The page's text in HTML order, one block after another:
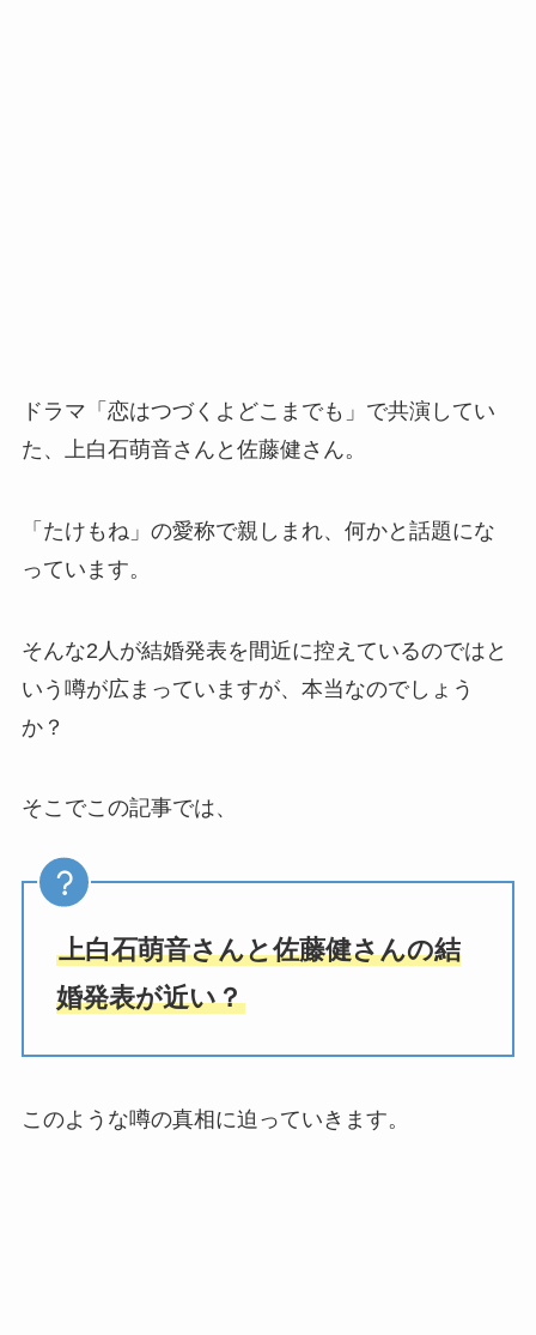
ドラマ「恋はつづくよどこまでも」で共演してい
た、上白石萌音さんと佐藤健さん。
「たけもね」の愛称で親しまれ、何かと話題にな
っています。
そんな2人が結婚発表を間近に控えているのではと
いう噂が広まっていますが、本当なのでしょう
か？
そこでこの記事では、
上白石萌音さんと佐藤健さんの結
婚発表が近い？
このような噂の真相に迫っていきます。